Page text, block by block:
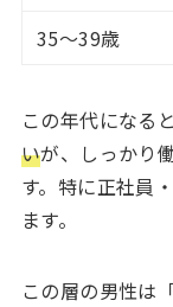
35～39歳
この年代になると
いが、しっかり
す。特に正社員
ます。
この層の男性は